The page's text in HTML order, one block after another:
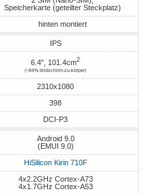
Speicherkarte (geteilter Steckplatz)
hinten montiert
IPS
6.4", 101.4cm2
(~84% bildschirm-zu-körper)
2310x1080
398
DCI-P3
Android 9.0
(EMUI 9.0)
HiSilicon Kirin 710F
4x2.2GHz Cortex-A73
4x1.7GHz Cortex-A53